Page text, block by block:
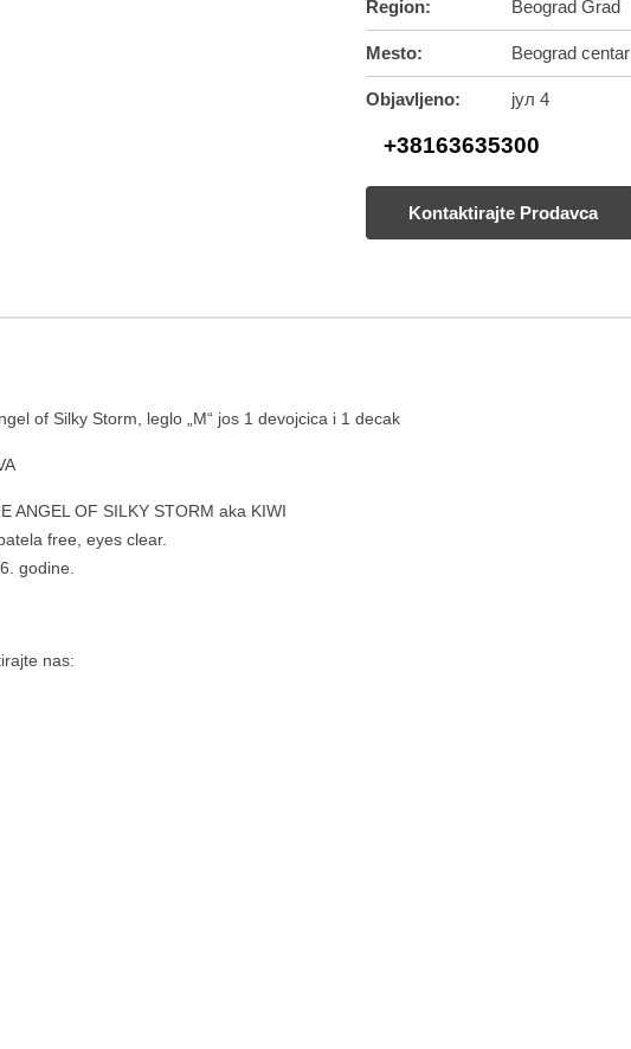
Region: Beograd Grad
Mesto: Beograd centar
Objavljeno: јул 4
+38163635300
Kontaktirajte Prodavca
of Silky Storm, leglo „M“ jos 1 devojcica i 1 decak
ANGEL OF SILKY STORM aka KIWI
free, eyes clear.
godine.
nas: